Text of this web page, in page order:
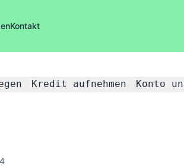
Kontakt
Kredit aufnehmen Konto